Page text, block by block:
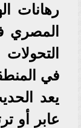
رهانات
المصري
في
يعد
عابر أو